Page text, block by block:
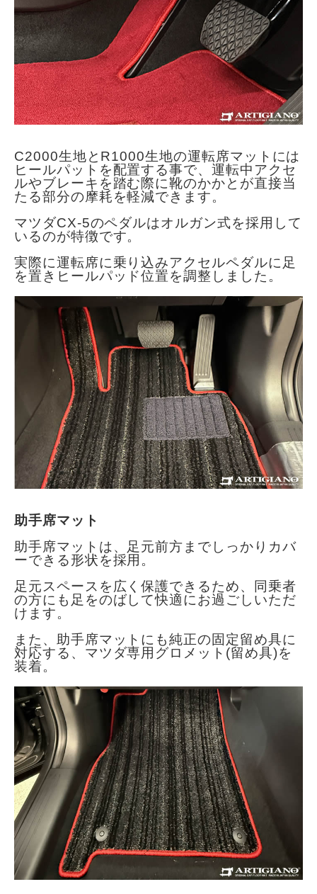
C2000生地とR1000生地の運転席マットには
ヒールパットを配置する事で、運転中アクセ
ルやブレーキを踏む際に靴のかかとが直接当
たる部分の摩耗を軽減できます。
マツダCX-5のペダルはオルガン式を採用して
いるのが特徴です。
実際に運転席に乗り込みアクセルペダルに足
を置きヒールパッド位置を調整しました。
助手席マット
助手席マットは、足元前方までしっかりカバ
ーできる形状を採用。
足元スペースを広く保護できるため、同乗者
の方にも足をのばして快適にお過ごしいただ
けます。
また、助手席マットにも純正の固定留め具に
対応する、マツダ専用グロメット(留め具)を
装着。